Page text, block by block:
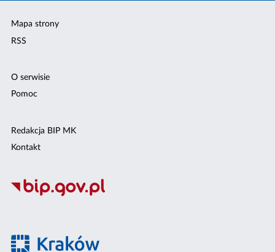
Mapa strony
RSS
O serwisie
Pomoc
Redakcja BIP MK
Kontakt